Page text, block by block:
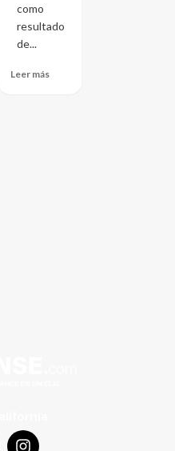
como
resultado
de...
Leer más